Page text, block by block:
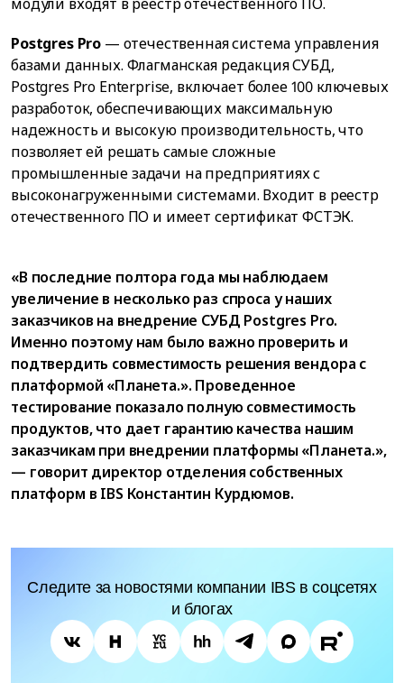
Postgres Pro — отечественная система управления
базами данных. Флагманская редакция СУБД,
Postgres Pro Enterprise, включает более 100 ключевых
разработок, обеспечивающих максимальную
надежность и высокую производительность, что
позволяет ей решать самые сложные
промышленные задачи на предприятиях с
высоконагруженными системами. Входит в реестр
отечественного ПО и имеет сертификат ФСТЭК.
«В последние полтора года мы наблюдаем
увеличение в несколько раз спроса у наших
заказчиков на внедрение СУБД Postgres Pro.
Именно поэтому нам было важно проверить и
подтвердить совместимость решения вендора с
платформой «Планета.». Проведенное
тестирование показало полную совместимость
продуктов, что дает гарантию качества нашим
заказчикам при внедрении платформы «Планета.»,
— говорит директор отделения собственных
платформ в IBS Константин Курдюмов.
Следите за новостями компании IBS в соцсетях
и блогах